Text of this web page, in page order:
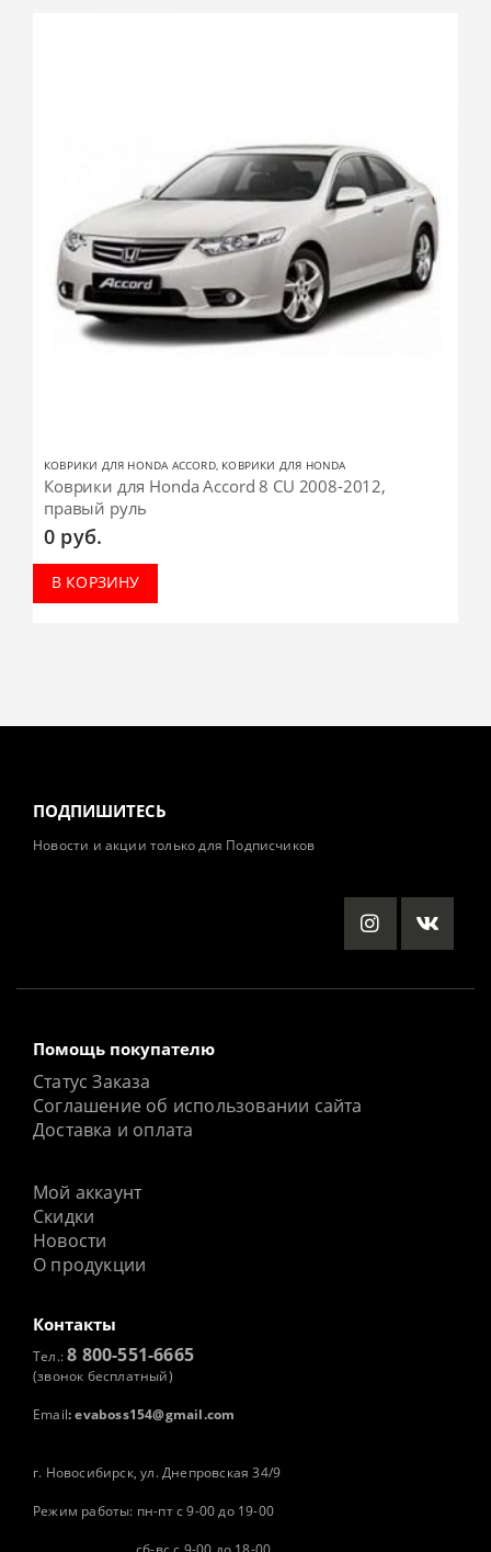
КОВРИКИ ДЛЯ HONDA ACCORD, КОВРИКИ ДЛЯ HONDA
Коврики для Honda Accord 8 CU 2008-2012,
правый руль
0 руб.
В КОРЗИНУ
ПОДПИШИТЕСЬ
Новости и акции только для Подписчиков
Помощь покупателю
Статус Заказа
Соглашение об использовании сайта
Доставка и оплата
Мой аккаунт
Скидки
Новости
О продукции
Контакты
Тел.:8 800-551-6665
(звонок бесплатный)
Email: evaboss154@gmail.com
г. Новосибирск, ул. Днепровская 34/9
Режим работы: пн-пт с 9-00 до 19-00